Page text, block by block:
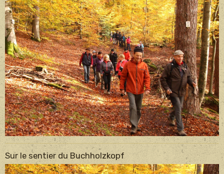
Sur le sentier du Buchholzkopf